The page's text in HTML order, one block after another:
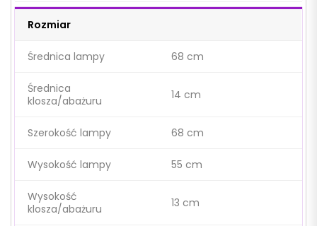
Rozmiar
Średnica lampy 68 cm
Średnica
klosza/abażuru
14 cm
Szerokość lampy 68 cm
Wysokość lampy 55 cm
Wysokość
klosza/abażuru
13 cm